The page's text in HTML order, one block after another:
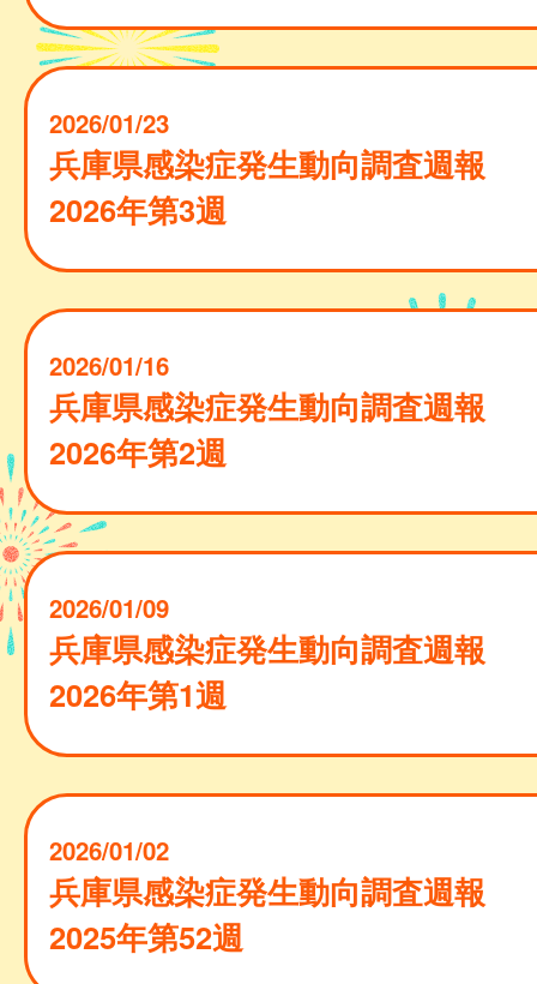
2026/01/23
兵庫県感染症発生動向調査週報
2026年第3週
2026/01/16
兵庫県感染症発生動向調査週報
2026年第2週
2026/01/09
兵庫県感染症発生動向調査週報
2026年第1週
2026/01/02
兵庫県感染症発生動向調査週報
2025年第52週